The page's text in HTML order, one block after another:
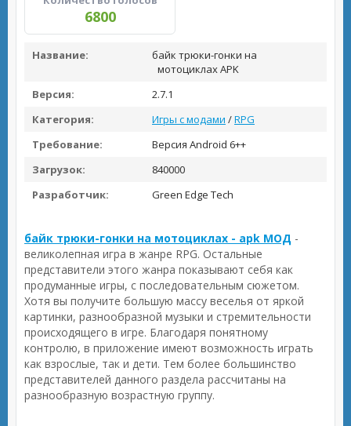
6800
Название:
байк трюки-гонки на
мотоциклах APK
Версия:
2.7.1
Категория:
Игры с модами /RPG
Требование:
Версия Android 6++
Загрузок:
840000
Разработчик:
Green Edge Tech
байк трюки-гонки на мотоциклах - apk МОД -
великолепная игра в жанре RPG. Остальные
представители этого жанра показывают себя как
продуманные игры, с последовательным сюжетом.
Хотя вы получите большую массу веселья от яркой
картинки, разнообразной музыки и стремительности
происходящего в игре. Благодаря понятному
контролю, в приложение имеют возможность играть
как взрослые, так и дети. Тем более большинство
представителей данного раздела рассчитаны на
разнообразную возрастную группу.